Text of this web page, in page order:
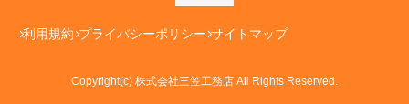
利用規約 プライバシーポリシー サイトマップ
Copyright(c) 株式会社三笠工務店 All Rights Reserved.